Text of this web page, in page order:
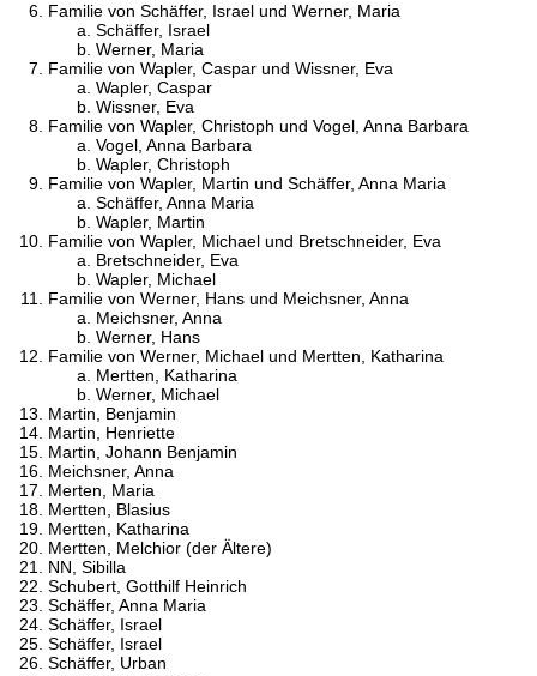
Familie von Schäffer, Israel und Werner, Maria
Schäffer, Israel
Werner, Maria
Familie von Wapler, Caspar und Wissner, Eva
Wapler, Caspar
Wissner, Eva
Familie von Wapler, Christoph und Vogel, Anna Barbara
Vogel, Anna Barbara
Wapler, Christoph
Familie von Wapler, Martin und Schäffer, Anna Maria
Schäffer, Anna Maria
Wapler, Martin
Familie von Wapler, Michael und Bretschneider, Eva
Bretschneider, Eva
Wapler, Michael
Familie von Werner, Hans und Meichsner, Anna
Meichsner, Anna
Werner, Hans
Familie von Werner, Michael und Mertten, Katharina
Mertten, Katharina
Werner, Michael
Martin, Benjamin
Martin, Henriette
Martin, Johann Benjamin
Meichsner, Anna
Merten, Maria
Mertten, Blasius
Mertten, Katharina
Mertten, Melchior (der Ältere)
NN, Sibilla
Schubert, Gotthilf Heinrich
Schäffer, Anna Maria
Schäffer, Israel
Schäffer, Israel
Schäffer, Urban